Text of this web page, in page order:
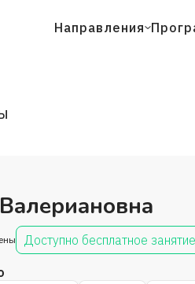
Направления
Доступно бесплатное занятие